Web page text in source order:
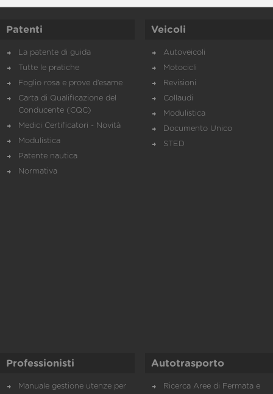
Patenti
La patente di guida
Tutte le pratiche
Foglio rosa e prove d’esame
Carta di Qualificazione del
Conducente (CQC)
Medici Certificatori - Novità
Modulistica
Patente nautica
Normativa
Veicoli
Autoveicoli
Motocicli
Revisioni
Collaudi
Modulistica
Documento Unico
STED
Professionisti
Manuale gestione utenze per
Autotrasporto
Ricerca Aree di Fermata e